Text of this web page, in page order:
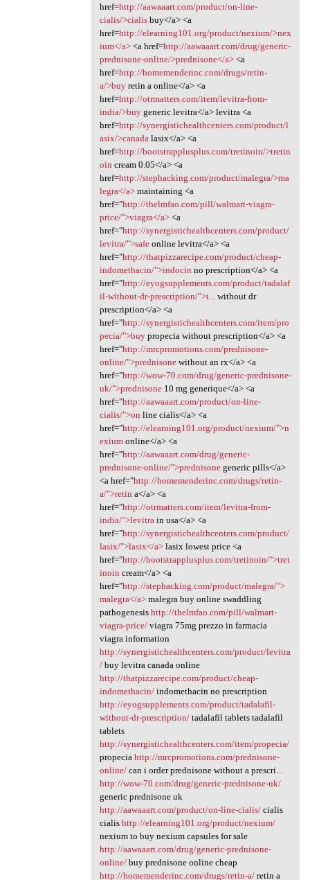
href=http://aawaaart.com/product/on-line-
cialis/>cialisbuy</a> <a
href=http://elearning101.org/product/nexium/>nex
ium</a><a href=http://aawaaart.com/drug/generic-
prednisone-online/>prednisone</a><a
href=http://homemenderinc.com/drugs/retin-
a/>buyretin a online</a> <a
href=http://otrmatters.com/item/levitra-from-
india/>buygeneric levitra</a> levitra <a
href=http://synergistichealthcenters.com/product/l
asix/>canadalasix</a> <a
href=http://bootstrapplusplus.com/tretinoin/>tretin
oin cream 0.05</a> <a
href=http://stephacking.com/product/malegra/>ma
legra</a>maintaining <a
href="http://thelmfao.com/pill/walmart-viagra-
price/">viagra</a><a
href="http://synergistichealthcenters.com/product/
levitra/">safeonline levitra</a> <a
href="http://thatpizzarecipe.com/product/cheap-
indomethacin/">indocin no prescription</a> <a
href="http://eyogsupplements.com/product/tadalaf
il-without-dr-prescription/">t...without dr
prescription</a> <a
href="http://synergistichealthcenters.com/item/pro
pecia/">buypropecia without prescription</a> <a
href="http://mrcpromotions.com/prednisone-
online/">prednisonewithout an rx</a> <a
href="http://wow-70.com/drug/generic-prednisone-
uk/">prednisone10 mg generique</a> <a
href="http://aawaaart.com/product/on-line-
cialis/">on line cialis</a> <a
href="http://elearning101.org/product/nexium/">n
exiumonline</a> <a
href="http://aawaaart.com/drug/generic-
prednisone-online/">prednisonegeneric pills</a>
<a href="http://homemenderinc.com/drugs/retin-
a/">retin a</a> <a
href="http://otrmatters.com/item/levitra-from-
india/">levitrain usa</a> <a
href="http://synergistichealthcenters.com/product/
lasix/">lasix</a>lasix lowest price <a
href="http://bootstrapplusplus.com/tretinoin/">tret
inoin cream</a> <a
href="http://stephacking.com/product/malegra/">
malegra</a>malegra buy online swaddling
pathogenesis http://thelmfao.com/pill/walmart-
viagra-price/viagra 75mg prezzo in farmacia
viagra information
http://synergistichealthcenters.com/product/levitra
/buy levitra canada online
http://thatpizzarecipe.com/product/cheap-
indomethacin/indomethacin no prescription
http://eyogsupplements.com/product/tadalafil-
without-dr-prescription/tadalafil tablets tadalafil
tablets
http://synergistichealthcenters.com/item/propecia/
propecia http://mrcpromotions.com/prednisone-
online/can i order prednisone without a prescri...
http://wow-70.com/drug/generic-prednisone-uk/
generic prednisone uk
http://aawaaart.com/product/on-line-cialis/cialis
cialis http://elearning101.org/product/nexium/
nexium to buy nexium capsules for sale
http://aawaaart.com/drug/generic-prednisone-
online/buy prednisone online cheap
http://homemenderinc.com/drugs/retin-a/retin a